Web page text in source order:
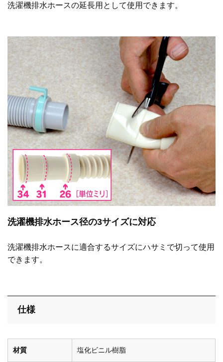
洗濯機排水ホースの延長用として使用できます。
洗濯機排水ホース径の3サイズに対応
洗濯機排水ホースに適合するサイズにハサミで切って使用
できます。
仕様
材質 塩化ビニル樹脂